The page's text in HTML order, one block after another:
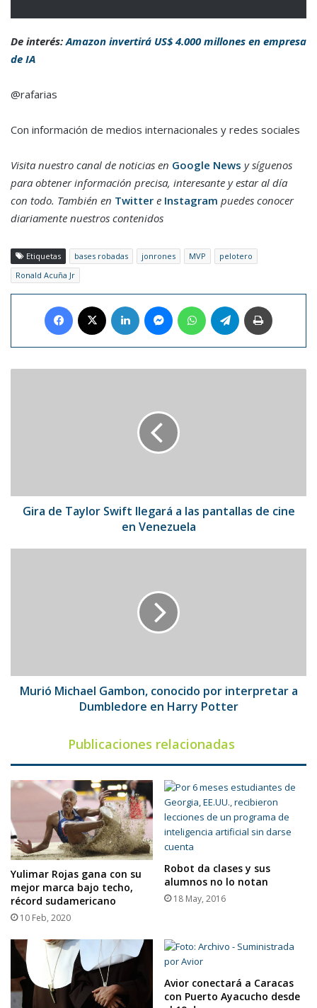
De interés:Amazon invertirá US$ 4.000 millones en empresa
de IA
@rafarias
Con información de medios internacionales y redes sociales
Visita nuestro canal de noticias en Google News y síguenos
para obtener información precisa, interesante y estar al día
con todo. También en Twitter e Instagram puedes conocer
diariamente nuestros contenidos
Etiquetas bases robadas jonrones MVP
pelotero
Ronald Acuña Jr
Facebook LinkedIn MessengerWhatsAppTelegram
de
cineGira de Taylor Swift llegará a las pantallas de cine
en Venezuela
en
Harry
Murió Michael Gambon, conocido por interpretar a
Dumbledore en Harry Potter
Publicaciones relacionadas
Yulimar Rojas gana con su
mejor marca bajo techo,
récord sudamericano
10 Feb, 2020
Robot da clases y sus
alumnos no lo notan
18 May, 2016
Avior conectará a Caracas
con Puerto Ayacucho desde